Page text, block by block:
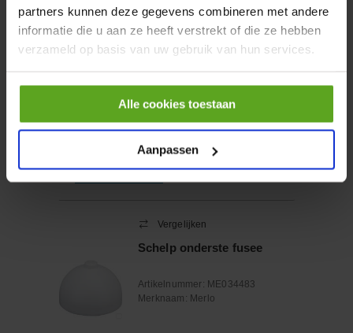
partners kunnen deze gegevens combineren met andere
informatie die u aan ze heeft verstrekt of die ze hebben
verzameld op basis van uw gebruik van hun services.
Alle cookies toestaan
Aanpassen
Hijsketting type 10-10 grade
10 4000kg
Artikelnummer:2610010
Aantal
Vergelijken
Schelp onderste fusee
Artikelnummer: ME034483
Merknaam: Merlo